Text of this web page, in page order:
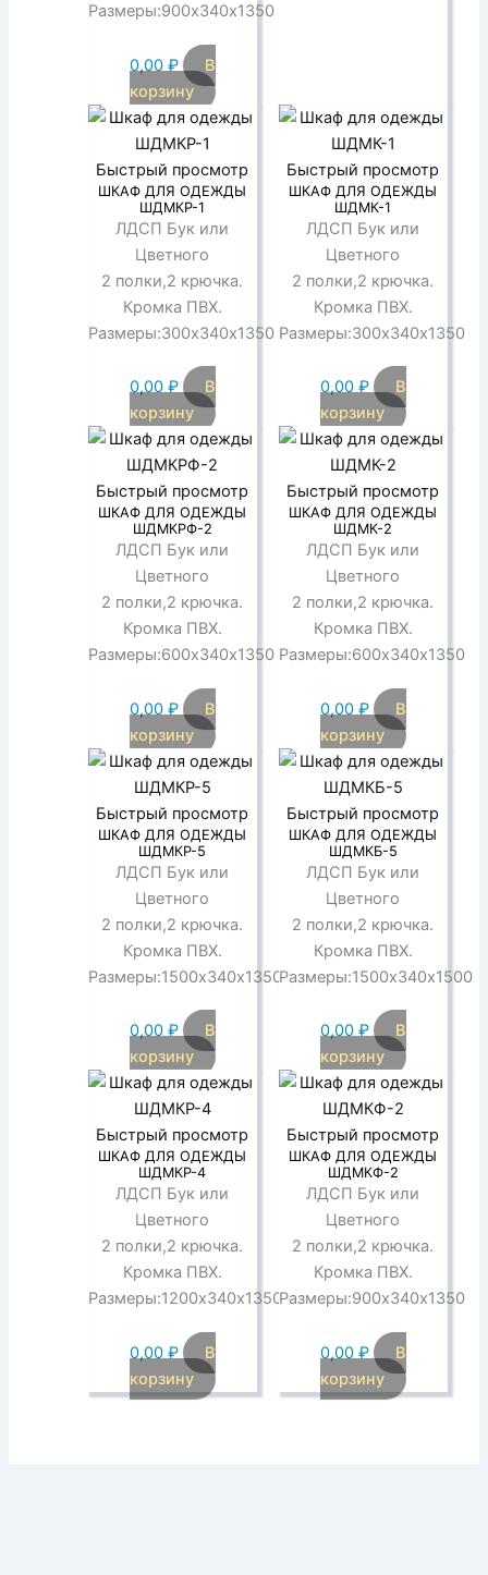
Размеры:900х340х1350
0,00 ₽
В
корзину
Быстрый просмотр
ШКАФ ДЛЯ ОДЕЖДЫ
ШДМКР-1
ЛДСП Бук или
Цветного
2 полки,2 крючка.
Кромка ПВХ.
Размеры:300х340х1350
0,00 ₽
В
корзину
Быстрый просмотр
ШКАФ ДЛЯ ОДЕЖДЫ
ШДМК-1
ЛДСП Бук или
Цветного
2 полки,2 крючка.
Кромка ПВХ.
Размеры:300х340х1350
0,00 ₽
В
корзину
Быстрый просмотр
ШКАФ ДЛЯ ОДЕЖДЫ
ШДМКРФ-2
ЛДСП Бук или
Цветного
2 полки,2 крючка.
Кромка ПВХ.
Размеры:600х340х1350
0,00 ₽
В
корзину
Быстрый просмотр
ШКАФ ДЛЯ ОДЕЖДЫ
ШДМК-2
ЛДСП Бук или
Цветного
2 полки,2 крючка.
Кромка ПВХ.
Размеры:600х340х1350
0,00 ₽
В
корзину
Быстрый просмотр
ШКАФ ДЛЯ ОДЕЖДЫ
ШДМКР-5
ЛДСП Бук или
Цветного
2 полки,2 крючка.
Кромка ПВХ.
Размеры:1500х340х1350
0,00 ₽
В
корзину
Быстрый просмотр
ШКАФ ДЛЯ ОДЕЖДЫ
ШДМКБ-5
ЛДСП Бук или
Цветного
2 полки,2 крючка.
Кромка ПВХ.
Размеры:1500х340х1500
0,00 ₽
В
корзину
Быстрый просмотр
ШКАФ ДЛЯ ОДЕЖДЫ
ШДМКР-4
ЛДСП Бук или
Цветного
2 полки,2 крючка.
Кромка ПВХ.
Размеры:1200х340х1350
0,00 ₽
В
корзину
Быстрый просмотр
ШКАФ ДЛЯ ОДЕЖДЫ
ШДМКФ-2
ЛДСП Бук или
Цветного
2 полки,2 крючка.
Кромка ПВХ.
Размеры:900х340х1350
0,00 ₽
В
корзину